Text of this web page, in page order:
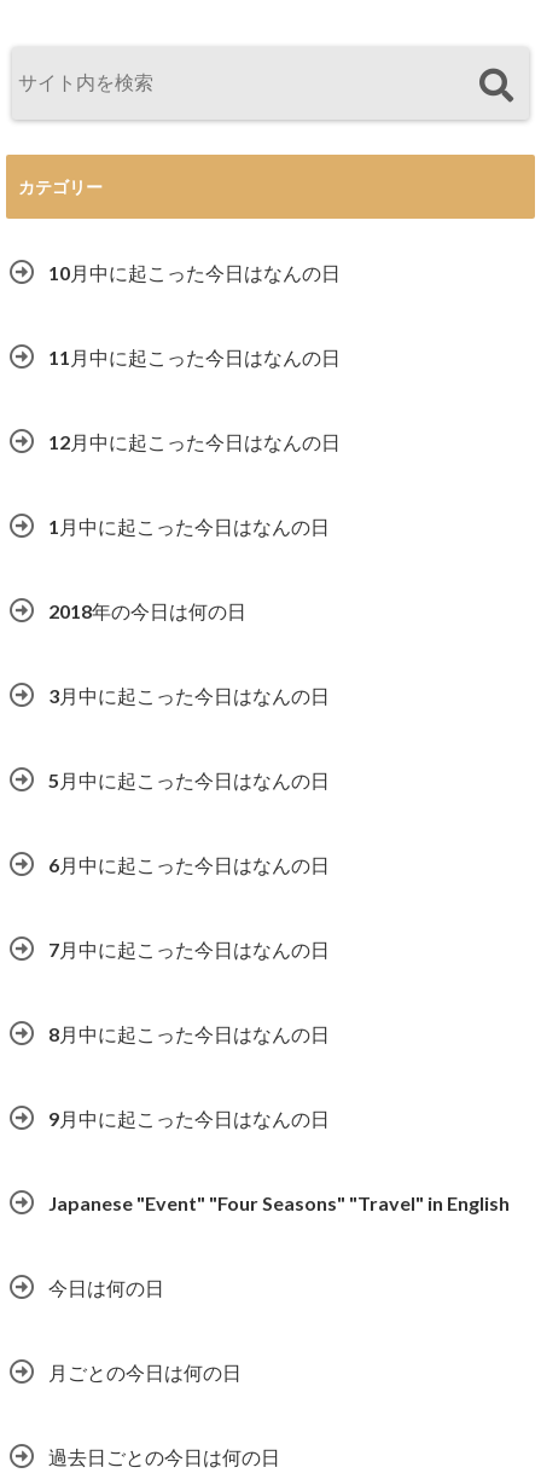
カテゴリー
10月中に起こった今日はなんの日
11月中に起こった今日はなんの日
12月中に起こった今日はなんの日
1月中に起こった今日はなんの日
2018年の今日は何の日
3月中に起こった今日はなんの日
5月中に起こった今日はなんの日
6月中に起こった今日はなんの日
7月中に起こった今日はなんの日
8月中に起こった今日はなんの日
9月中に起こった今日はなんの日
Japanese "Event" "Four Seasons" "Travel" in English
今日は何の日
月ごとの今日は何の日
過去日ごとの今日は何の日